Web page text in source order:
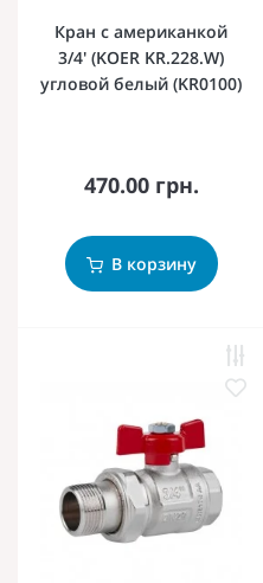
Кран с американкой
3/4' (KOER KR.228.W)
угловой белый (KR0100)
470.00 грн.
В корзину